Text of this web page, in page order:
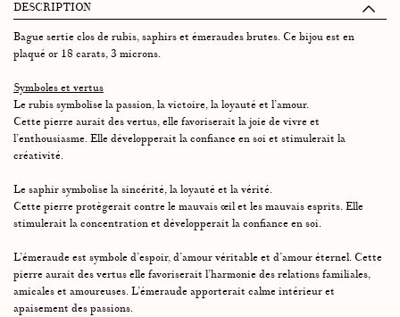
DESCRIPTION
Bague sertie clos de rubis, saphirs et émeraudes brutes. Ce bijou est en
plaqué or 18 carats, 3 microns.
Symboles et vertus
Le rubis symbolise la passion, la victoire, la loyauté et l’amour.
Cette pierre aurait des vertus, elle favoriserait la joie de vivre et
l’enthousiasme. Elle développerait la confiance en soi et stimulerait la
créativité.
Le saphir symbolise la sincérité, la loyauté et la vérité.
Cette pierre protègerait contre le mauvais œil et les mauvais esprits. Elle
stimulerait la concentration et développerait la confiance en soi.
L’émeraude est symbole d’espoir, d’amour véritable et d’amour éternel. Cette
pierre aurait des vertus elle favoriserait l’harmonie des relations familiales,
amicales et amoureuses. L’émeraude apporterait calme intérieur et
apaisement des passions.